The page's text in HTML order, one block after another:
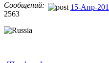
Сообщений:
2563
15-Апр-